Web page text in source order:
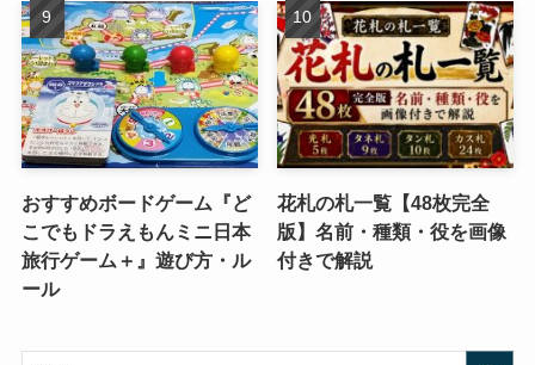
おすすめボードゲーム『ど
こでもドラえもんミニ日本
旅行ゲーム＋』遊び方・ル
ール
花札の札一覧【48枚完全
版】名前・種類・役を画像
付きで解説